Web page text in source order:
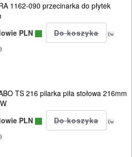
1162-090 przecinarka do płytek
PLN
(w
TS 216 pilarka piła stołowa 216mm
PLN
(w